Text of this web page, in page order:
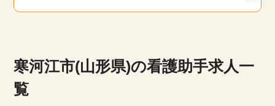
見学会・イベント情報
寒河江市(山形県)の看護助手求人一
覧
甲信越・北陸 中国・四国